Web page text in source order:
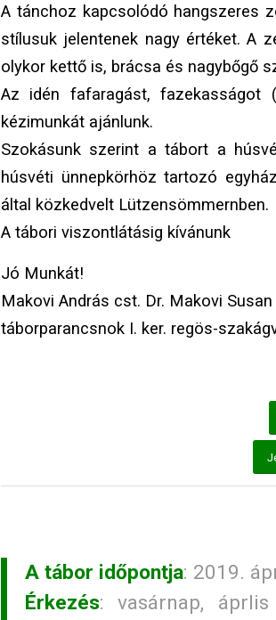
A tánchoz kapcsolódó hangszeres
stílusuk jelentenek nagy értéket. A
olykor kettő is, brácsa és nagybőgő
Az idén fafaragást, fazekasságot
kézimunkát ajánlunk.
Szokásunk szerint a tábort a
húsvéti ünnepkörhöz tartozó
által közkedvelt Lützensömmernben.
A tábori viszontlátásig kívánunk
Jó Munkát!
Makovi András cst. Dr. Makovi
táborparancsnok I. ker. regös-
A tábor időpontja: 2019.
Érkezés: vasárnap,